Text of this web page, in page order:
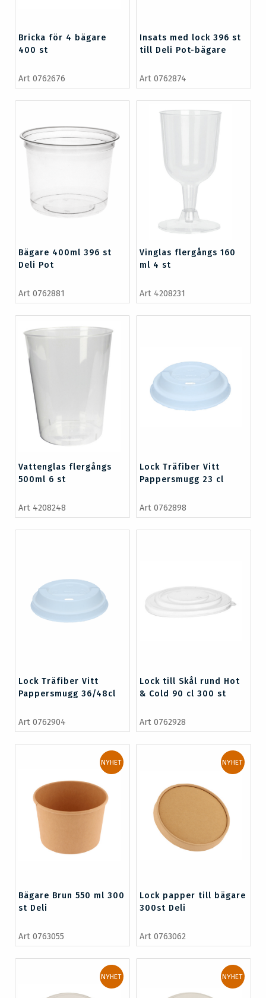
Bricka för 4 bägare
400 st
Art 0762676
Insats med lock 396 st
till Deli Pot-bägare
Art 0762874
Bägare 400ml 396 st
Deli Pot
Art 0762881
Vinglas flergångs 160
ml 4 st
Art 4208231
Vattenglas flergångs
500ml 6 st
Art 4208248
Lock Träfiber Vitt
Pappersmugg 23 cl
Art 0762898
Lock Träfiber Vitt
Pappersmugg 36/48cl
Art 0762904
Lock till Skål rund Hot
& Cold 90 cl 300 st
Art 0762928
NYHET
Bägare Brun 550 ml 300
st Deli
Art 0763055
NYHET
Lock papper till bägare
300st Deli
Art 0763062
NYHET NYHET